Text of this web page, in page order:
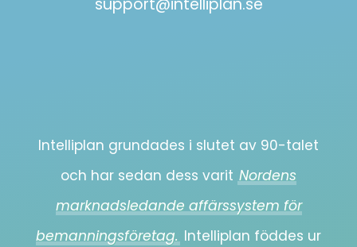
support@intelliplan.se
Intelliplan grundades i slutet av 90-talet
och har sedan dess varit Nordens
marknadsledande affärssystem för
bemanningsföretag. Intelliplan föddes ur